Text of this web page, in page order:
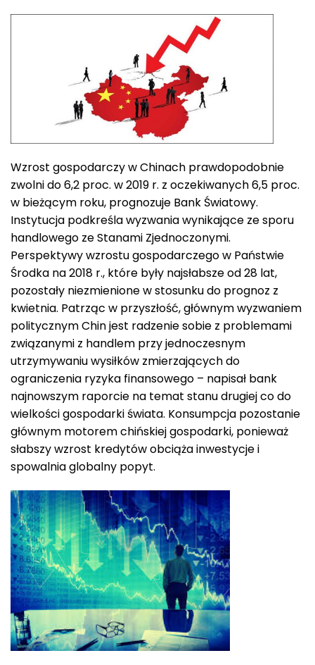
Wzrost gospodarczy w Chinach prawdopodobnie
zwolni do 6,2 proc. w 2019 r. z oczekiwanych 6,5 proc.
w bieżącym roku, prognozuje Bank Światowy.
Instytucja podkreśla wyzwania wynikające ze sporu
handlowego ze Stanami Zjednoczonymi.
Perspektywy wzrostu gospodarczego w Państwie
Środka na 2018 r., które były najsłabsze od 28 lat,
pozostały niezmienione w stosunku do prognoz z
kwietnia. Patrząc w przyszłość, głównym wyzwaniem
politycznym Chin jest radzenie sobie z problemami
związanymi z handlem przy jednoczesnym
utrzymywaniu wysiłków zmierzających do
ograniczenia ryzyka finansowego – napisał bank
najnowszym raporcie na temat stanu drugiej co do
wielkości gospodarki świata. Konsumpcja pozostanie
głównym motorem chińskiej gospodarki, ponieważ
słabszy wzrost kredytów obciąża inwestycje i
spowalnia globalny popyt.